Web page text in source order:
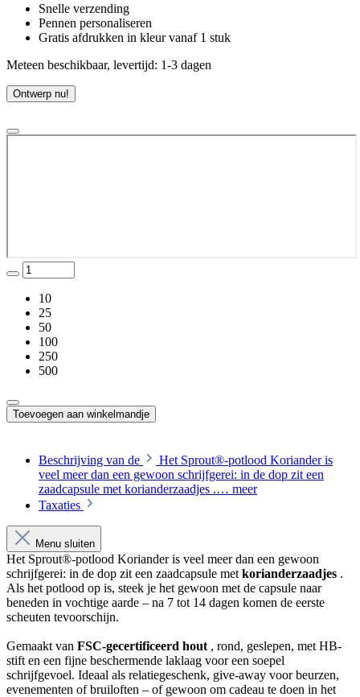
Snelle verzending
Pennen personaliseren
Gratis afdrukken in kleur vanaf 1 stuk
Meteen beschikbaar, levertijd: 1-3 dagen
Ontwerp nu!
10
25
50
100
250
500
Toevoegen aan winkelmandje
Beschrijving van de
Het Sprout®-potlood Koriander is
veel meer dan een gewoon schrijfgerei: in de dop zit een
zaadcapsule met korianderzaadjes .… meer
Taxaties
Menu sluiten
Het Sprout®-potlood Koriander is veel meer dan een gewoon
schrijfgerei: in de dop zit een zaadcapsule met korianderzaadjes .
Als het potlood op is, steek je het gewoon met de capsule naar
beneden in vochtige aarde – na 7 tot 14 dagen komen de eerste
scheuten tevoorschijn.
Gemaakt van FSC-gecertificeerd hout , rond, geslepen, met HB-
stift en een fijne beschermende laklaag voor een soepel
schrijfgevoel. Ideaal als relatiegeschenk, give-away voor beurzen,
evenementen of bruiloften – of gewoon om cadeau te doen in het